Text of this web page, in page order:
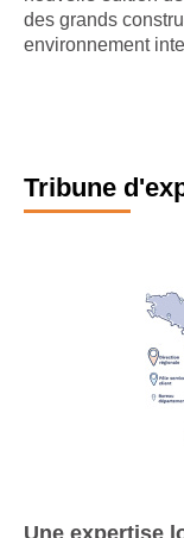
nouvelle édition
des grands
Tribune